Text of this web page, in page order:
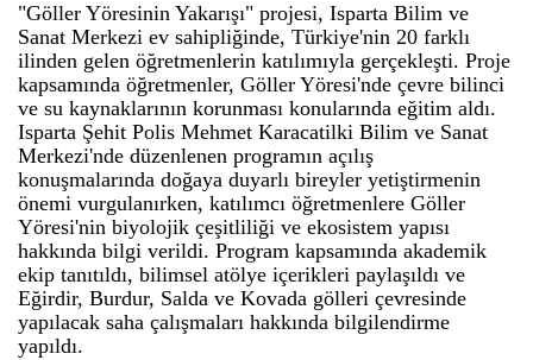
"Göller Yöresinin Yakarışı" projesi, Isparta Bilim ve
Sanat Merkezi ev sahipliğinde, Türkiye'nin 20 farklı
ilinden gelen öğretmenlerin katılımıyla gerçekleşti. Proje
kapsamında öğretmenler, Göller Yöresi'nde çevre bilinci
ve su kaynaklarının korunması konularında eğitim aldı.
Isparta Şehit Polis Mehmet Karacatilki Bilim ve Sanat
Merkezi'nde düzenlenen programın açılış
konuşmalarında doğaya duyarlı bireyler yetiştirmenin
önemi vurgulanırken, katılımcı öğretmenlere Göller
Yöresi'nin biyolojik çeşitliliği ve ekosistem yapısı
hakkında bilgi verildi. Program kapsamında akademik
ekip tanıtıldı, bilimsel atölye içerikleri paylaşıldı ve
Eğirdir, Burdur, Salda ve Kovada gölleri çevresinde
yapılacak saha çalışmaları hakkında bilgilendirme
yapıldı.